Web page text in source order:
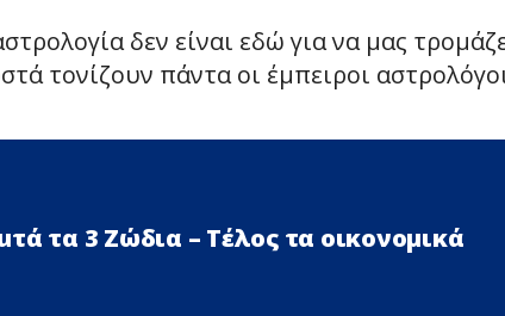
δεν είναι εδώ για να μας
τονίζουν πάντα οι έμπειροι
τα 3 Zώδια – Τέλος τα οικονομικά